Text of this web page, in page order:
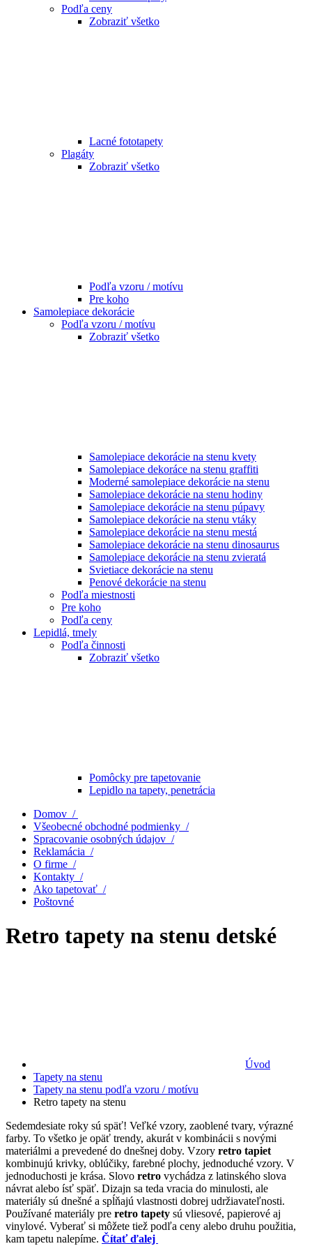
Podľa ceny
Zobraziť všetko
Lacné fototapety
Plagáty
Zobraziť všetko
Podľa vzoru / motívu
Pre koho
Samolepiace dekorácie
Podľa vzoru / motívu
Zobraziť všetko
Samolepiace dekorácie na stenu kvety
Samolepiace dekoráce na stenu graffiti
Moderné samolepiace dekorácie na stenu
Samolepiace dekorácie na stenu hodiny
Samolepiace dekorácie na stenu púpavy
Samolepiace dekorácie na stenu vtáky
Samolepiace dekorácie na stenu mestá
Samolepiace dekorácie na stenu dinosaurus
Samolepiace dekorácie na stenu zvieratá
Svietiace dekorácie na stenu
Penové dekorácie na stenu
Podľa miestnosti
Pre koho
Podľa ceny
Lepidlá, tmely
Podľa činnosti
Zobraziť všetko
Pomôcky pre tapetovanie
Lepidlo na tapety, penetrácia
Domov /
Všeobecné obchodné podmienky /
Spracovanie osobných údajov /
Reklamácia /
O firme /
Kontakty /
Ako tapetovať /
Poštovné
Retro tapety na stenu detské
Úvod
Tapety na stenu
Tapety na stenu podľa vzoru / motívu
Retro tapety na stenu
Sedemdesiate roky sú späť! Veľké vzory, zaoblené tvary, výrazné
farby. To všetko je opäť trendy, akurát v kombinácii s novými
materiálmi a prevedené do dnešnej doby. Vzory retro tapiet
kombinujú krivky, oblúčiky, farebné plochy, jednoduché vzory. V
jednoduchosti je krása. Slovo retro vychádza z latinského slova
návrat alebo ísť späť. Dizajn sa teda vracia do minulosti, ale
materiály sú dnešné a spĺňajú vlastnosti dobrej udržiavateľnosti.
Používané materiály pre retro tapety sú vliesové, papierové aj
vinylové. Vyberať si môžete tiež podľa ceny alebo druhu použitia,
kam tapetu nalepíme. Čítať ďalej